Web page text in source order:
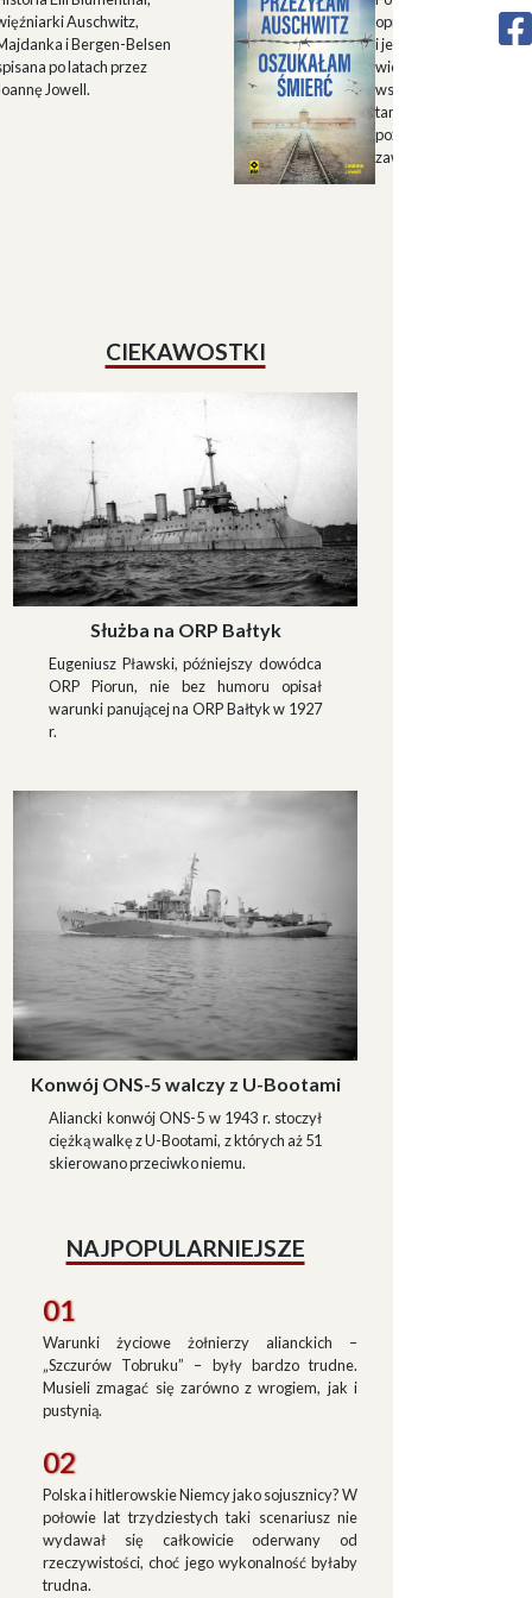
Auschwitz,
i Bergen-Belsen
po latach przez
Jowell.
opisu historii Górnego
i jego mieszkańców w
wieku oraz zapisu
wspomnień
tamtych terenów, które
pozwalają lepiej
zawiłe koleje losu
CIEKAWOSTKI
Służba na ORP Bałtyk
Eugeniusz Pławski, późniejszy dowódca
ORP Piorun, nie bez humoru opisał
warunki panującej na ORP Bałtyk w 1927
r.
Konwój ONS-5 walczy z U-Bootami
Aliancki konwój ONS-5 w 1943 r. stoczył
ciężką walkę z U-Bootami, z których aż 51
skierowano przeciwko niemu.
NAJPOPULARNIEJSZE
01
Warunki życiowe żołnierzy alianckich –
„Szczurów Tobruku” – były bardzo trudne.
Musieli zmagać się zarówno z wrogiem, jak i
pustynią.
02
Polska i hitlerowskie Niemcy jako sojusznicy? W
połowie lat trzydziestych taki scenariusz nie
wydawał się całkowicie oderwany od
rzeczywistości, choć jego wykonalność byłaby
trudna.